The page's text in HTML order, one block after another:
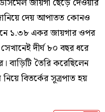
দেয় আপাতত কোনও
১.৩৮ একর জায়গার ওপর
দীর্ঘ ৮০ বছর ধরে
বাড়িটি তৈরি করেছিলেন
বিতর্কের সূত্রপাত হয়